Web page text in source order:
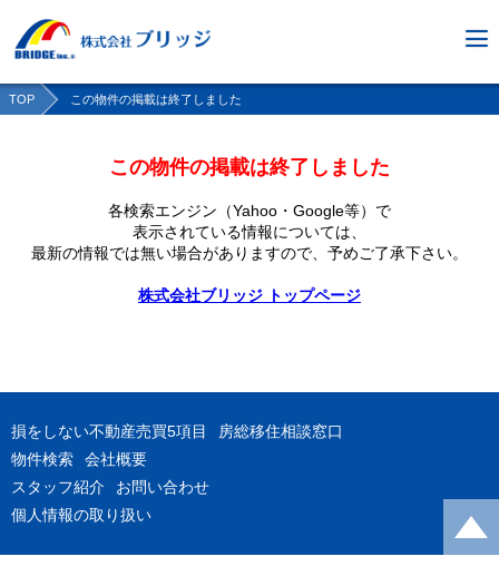
TOP この物件の掲載は終了しました
この物件の掲載は終了しました
各検索エンジン（Yahoo・Google等）で
表示されている情報については、
最新の情報では無い場合がありますので、 予めご了承下さい。
株式会社ブリッジ トップページ
損をしない不動産売買5項目
房総移住相談窓口
物件検索
会社概要
スタッフ紹介
お問い合わせ
個人情報の取り扱い